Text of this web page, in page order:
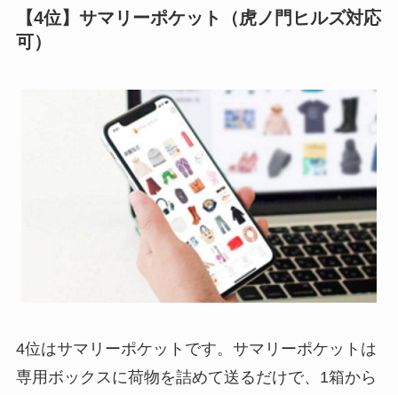
【4位】サマリーポケット（虎ノ門ヒルズ対応
可）
4位はサマリーポケットです。サマリーポケットは
専用ボックスに荷物を詰めて送るだけで、1箱から